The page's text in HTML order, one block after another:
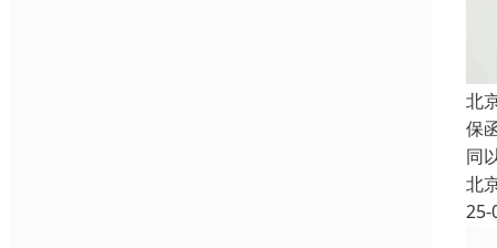
北
保
同
北
25-